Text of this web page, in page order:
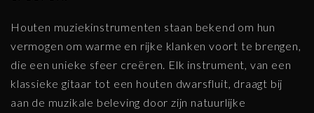
Houten muziekinstrumenten staan bekend om hun
vermogen om warme en rijke klanken voort te brengen,
die een unieke sfeer creëren. Elk instrument, van een
klassieke gitaar tot een houten dwarsfluit, draagt bij
aan de muzikale beleving door zijn natuurlijke